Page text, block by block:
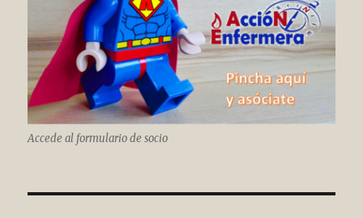
Accede al formulario de socio